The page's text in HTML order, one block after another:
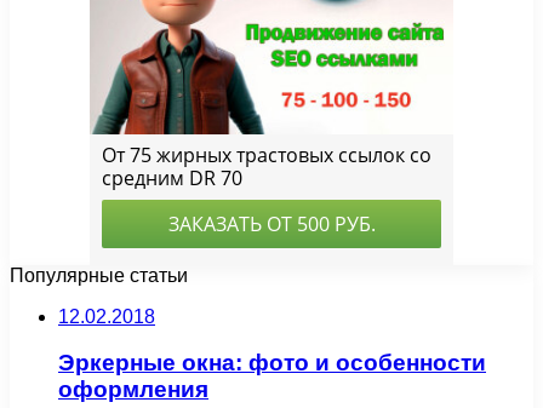
Популярные статьи
12.02.2018
Эркерные окна: фото и особенности
оформления